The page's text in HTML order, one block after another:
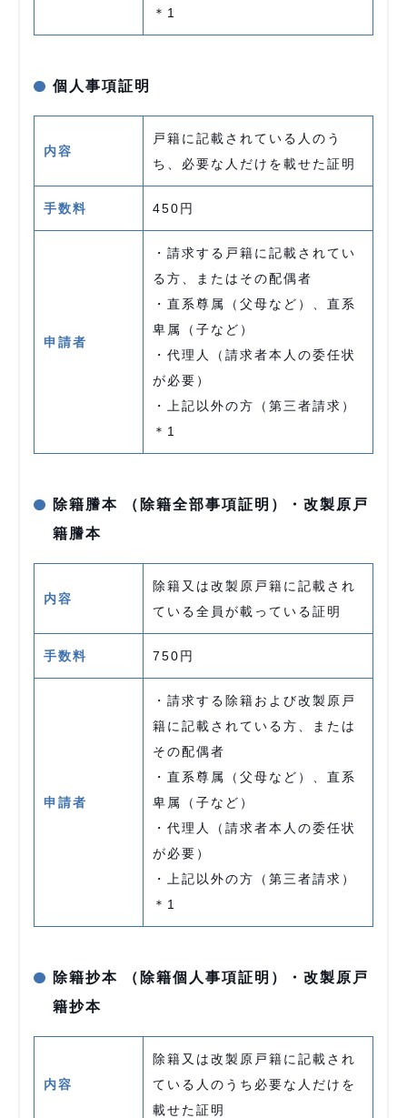
＊1
個人事項証明
内容
戸籍に記載されている人のう
ち、必要な人だけを載せた証明
手数料 450円
申請者
・請求する戸籍に記載されてい
る方、またはその配偶者
・直系尊属（父母など）、直系
卑属（子など）
・代理人（請求者本人の委任状
が必要）
・上記以外の方（第三者請求）
＊1
除籍謄本 （除籍全部事項証明）・改製原戸
籍謄本
内容
除籍又は改製原戸籍に記載され
ている全員が載っている証明
手数料 750円
申請者
・請求する除籍および改製原戸
籍に記載されている方、または
その配偶者
・直系尊属（父母など）、直系
卑属（子など）
・代理人（請求者本人の委任状
が必要）
・上記以外の方（第三者請求）
＊1
除籍抄本 （除籍個人事項証明）・改製原戸
籍抄本
内容
除籍又は改製原戸籍に記載され
ている人のうち必要な人だけを
載せた証明